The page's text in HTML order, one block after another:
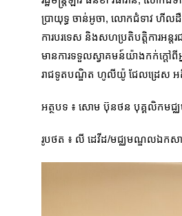
ប្រាយុទ្ធ ចាន់អូចា, លោកជំទាវ ហីលដឺ
ការបរទេស និងសហប្រតិបត្តិការអន្
មានការទទួលស្វាគមន៍យ៉ាងកក់ក្ដៅ
រាជទូតបណ្ឌិត ហូលីយ៉ូ ជែលដ្រេស អតីត
អត្ថបទ ៖ សោម ប៊ុនថន បុគ្គលិកមជ្
រូបថត ៖ លី ដេវីដ/មជ្ឈមណ្ឌលឯកសារ